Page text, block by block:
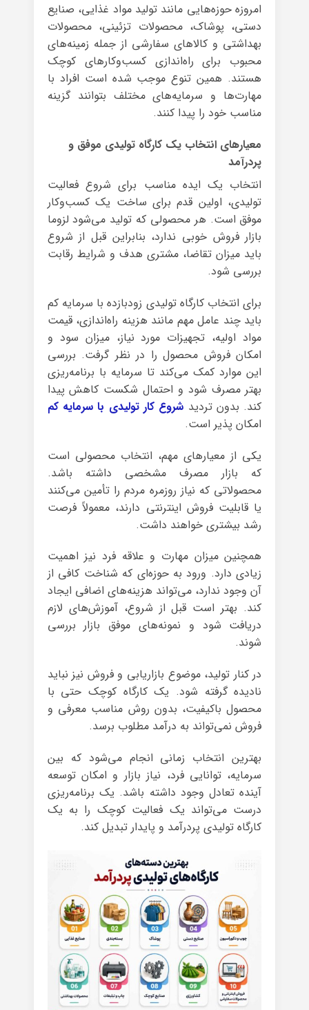
امروزه حوزه‌هایی مانند تولید مواد غذایی، صنایع
دستی، پوشاک، محصولات تزئینی، محصولات
بهداشتی و کالاهای سفارشی از جمله زمینه‌های
محبوب برای راه‌اندازی کسب‌وکارهای کوچک
هستند. همین تنوع موجب شده است افراد با
مهارت‌ها و سرمایه‌های مختلف بتوانند گزینه
مناسب خود را پیدا کنند.
معیارهای انتخاب یک کارگاه تولیدی موفق و
پردرآمد
انتخاب یک ایده مناسب برای شروع فعالیت
تولیدی، اولین قدم برای ساخت یک کسب‌وکار
موفق است. هر محصولی که تولید می‌شود لزوما
بازار فروش خوبی ندارد، بنابراین قبل از شروع
باید میزان تقاضا، مشتری هدف و شرایط رقابت
بررسی شود.
برای انتخاب کارگاه تولیدی زودبازده با سرمایه کم
باید چند عامل مهم مانند هزینه راه‌اندازی، قیمت
مواد اولیه، تجهیزات مورد نیاز، میزان سود و
امکان فروش محصول را در نظر گرفت. بررسی
این موارد کمک می‌کند تا سرمایه با برنامه‌ریزی
بهتر مصرف شود و احتمال شکست کاهش پیدا
کند. بدون تردید شروع کار تولیدی با سرمایه کم
امکان پذیر است.
یکی از معیارهای مهم، انتخاب محصولی است
که بازار مصرف مشخصی داشته باشد.
محصولاتی که نیاز روزمره مردم را تأمین می‌کنند
یا قابلیت فروش اینترنتی دارند، معمولاً فرصت
رشد بیشتری خواهند داشت.
همچنین میزان مهارت و علاقه فرد نیز اهمیت
زیادی دارد. ورود به حوزه‌ای که شناخت کافی از
آن وجود ندارد، می‌تواند هزینه‌های اضافی ایجاد
کند. بهتر است قبل از شروع، آموزش‌های لازم
دریافت شود و نمونه‌های موفق بازار بررسی
شوند.
در کنار تولید، موضوع بازاریابی و فروش نیز نباید
نادیده گرفته شود. یک کارگاه کوچک حتی با
محصول باکیفیت، بدون روش مناسب معرفی و
فروش نمی‌تواند به درآمد مطلوب برسد.
بهترین انتخاب زمانی انجام می‌شود که بین
سرمایه، توانایی فرد، نیاز بازار و امکان توسعه
آینده تعادل وجود داشته باشد. یک برنامه‌ریزی
درست می‌تواند یک فعالیت کوچک را به یک
کارگاه تولیدی پردرآمد و پایدار تبدیل کند.